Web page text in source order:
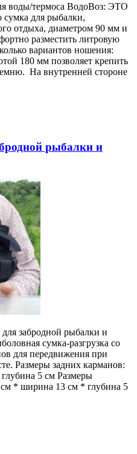
воды/термоса ВодоВоз: ЭТО
для рыбалки,
отдыха, диаметром 90 мм и
разместить литровую
вариантов ношения:
180 мм позволяет крепить
На внутренней стороне
рыбалки и
забродной рыбалки и
сумка-разгрузка со
для передвижения при
Размеры задних карманов:
5 см Размеры
* ширина 13 см * глубина 5